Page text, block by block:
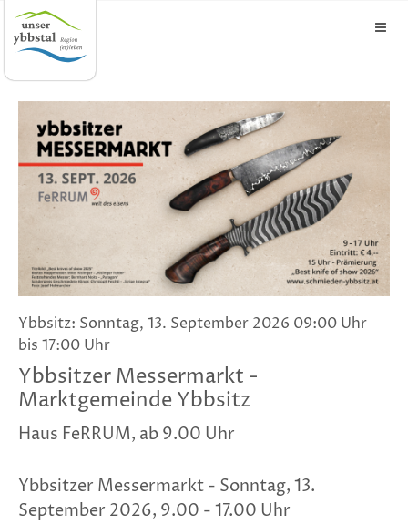
Ybbsitz: Sonntag, 13. September 2026 09:00 Uhr
bis 17:00 Uhr
Ybbsitzer Messermarkt -
Marktgemeinde Ybbsitz
Haus FeRRUM, ab 9.00 Uhr
Ybbsitzer Messermarkt - Sonntag, 13.
September 2026, 9.00 - 17.00 Uhr